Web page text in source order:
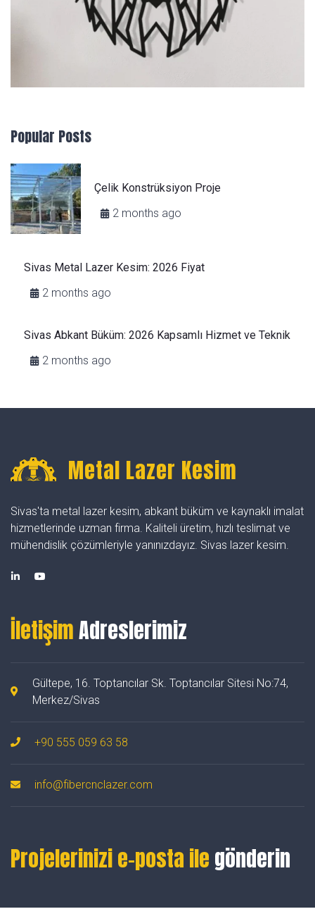
Popular Posts
Çelik Konstrüksiyon Proje
2 months ago
Sivas Metal Lazer Kesim: 2026 Fiyat
2 months ago
Sivas Abkant Büküm: 2026 Kapsamlı Hizmet ve Teknik
2 months ago
Metal Lazer Kesim
Sivas'ta metal lazer kesim, abkant büküm ve kaynaklı imalat
hizmetlerinde uzman firma. Kaliteli üretim, hızlı teslimat ve
mühendislik çözümleriyle yanınızdayız. Sivas lazer kesim.
İletişimAdreslerimiz
Gültepe, 16. Toptancılar Sk. Toptancılar Sitesi No:74,
Merkez/Sivas
+90 555 059 63 58
info@fibercnclazer.com
Projelerinizi e-posta ile gönderin